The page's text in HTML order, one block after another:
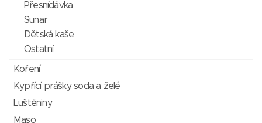
Přesnídávka
Sunar
Dětská kaše
Ostatní
Koření
Kypřící prášky, soda a želé
Luštěniny
Maso